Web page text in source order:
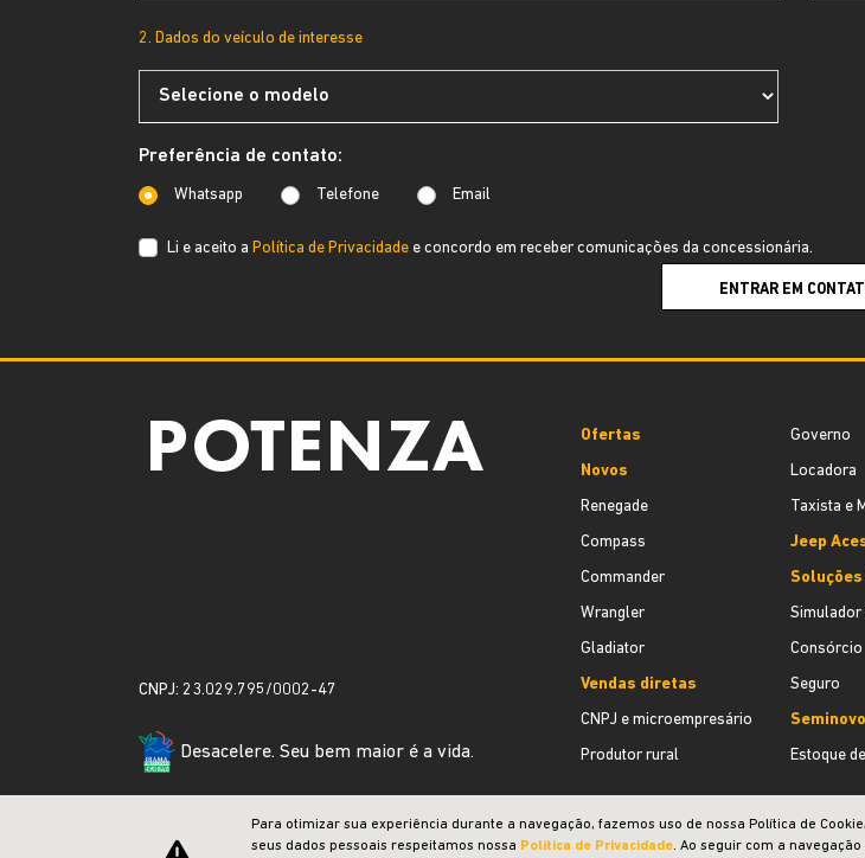
2. Dados do veículo de interesse
Preferência de contato:
Whatsapp Telefone Email
Li e aceito a Política de Privacidade e concordo em receber comunicações da concessionária.
ENTRAR EM
CNPJ: 23.029.795/0002-47
Desacelere. Seu bem maior é a vida.
Ofertas
Novos
Renegade
Compass
Commander
Wrangler
Gladiator
Vendas diretas
CNPJ e microempresário
Produtor rural
Governo
Locadora
Taxista e
Jeep
Simulador
Consórcio
Seguro
Estoque
Para otimizar sua experiência durante a navegação, fazemos uso de nossa Política de
seus dados pessoais respeitamos nossa Política de Privacidade. Ao seguir com a navegação